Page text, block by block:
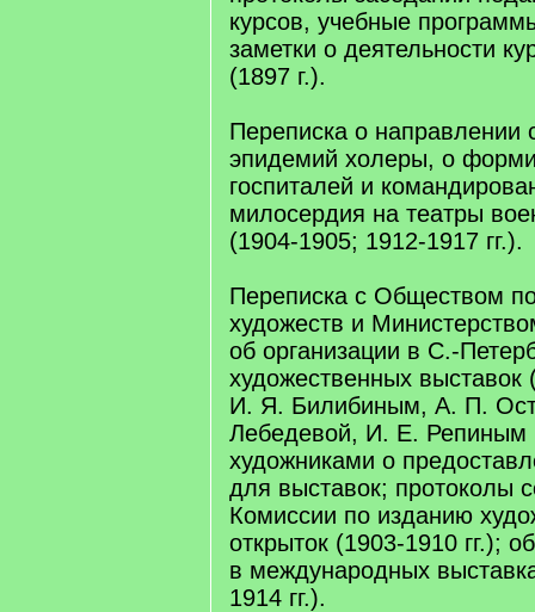
курсов, учебные
заметки о деятельности
(1897 г.).
Переписка о направлении
эпидемий холеры, о
госпиталей и
милосердия на театры
(1904-1905; 1912-1917 гг.).
Переписка с Обществом
художеств и
об организации в С.-
художественных выставок
И. Я. Билибиным, А. П.
Лебедевой, И. Е. Репиным
художниками о
для выставок; протоколы
Комиссии по изданию
открыток (1903-1910 гг.);
в международных
1914 гг.).